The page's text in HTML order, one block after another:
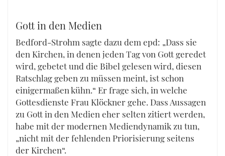
Gott in den Medien
Bedford-Strohm sagte dazu dem epd: „Dass sie
den Kirchen, in denen jeden Tag von Gott geredet
wird, gebetet und die Bibel gelesen wird, diesen
Ratschlag geben zu müssen meint, ist schon
einigermaßen kühn.“ Er frage sich, in welche
Gottesdienste Frau Klöckner gehe. Dass Aussagen
zu Gott in den Medien eher selten zitiert werden,
habe mit der modernen Mediendynamik zu tun,
„nicht mit der fehlenden Priorisierung seitens
der Kirchen“.